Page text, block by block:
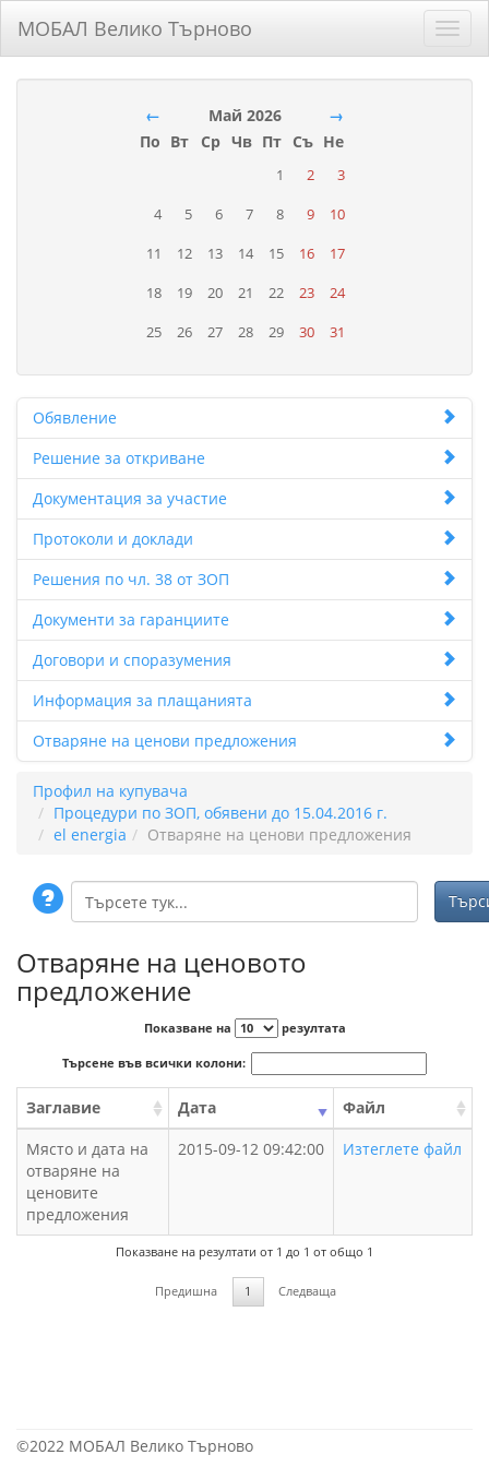
МОБАЛ Велико Търново
← Май 2026
→
По Вт Ср Чв Пт Съ Не
1 2
3
4
5 6 7 8 9
10
11
12 13 14 15 16
17
18
19 20 21 22 23
24
25
26 27 28 29 30 31
Обявление
Решение за откриване
Документация за участие
Протоколи и доклади
Решения по чл. 38 от ЗОП
Документи за гаранциите
Договори и споразумения
Информация за плащанията
Отваряне на ценови предложения
Профил на купувача
Процедури по ЗОП, обявени до 15.04.2016 г.
el energia
Отваряне на ценови предложения
Отваряне на ценовото
предложение
Показване на резултата
Търсене във всички колони:
Заглавие Дата
Файл
Място и дата на
отваряне на
ценовите
предложения
2015-09-12 09:42:00 Изтеглете файл
Показване на резултати от 1 до 1 от общо 1
Предишна 1 Следваща
©2022 МОБАЛ Велико Търново